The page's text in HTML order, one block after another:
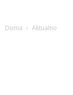
Doma Aktualno